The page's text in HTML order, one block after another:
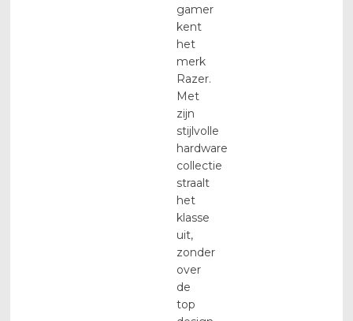
gamer
kent
het
merk
Razer.
Met
zijn
stijlvolle
hardware
collectie
straalt
het
klasse
uit,
zonder
over
de
top